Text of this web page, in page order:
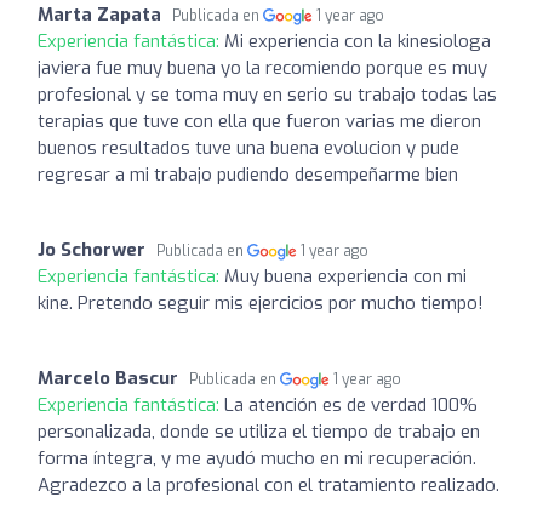
Marta Zapata Publicada en 1 year ago
Experiencia fantástica: Mi experiencia con la kinesiologa
javiera fue muy buena yo la recomiendo porque es muy
profesional y se toma muy en serio su trabajo todas las
terapias que tuve con ella que fueron varias me dieron
buenos resultados tuve una buena evolucion y pude
regresar a mi trabajo pudiendo desempeñarme bien
Jo Schorwer Publicada en 1 year ago
Experiencia fantástica: Muy buena experiencia con mi
kine. Pretendo seguir mis ejercicios por mucho tiempo!
Marcelo Bascur Publicada en 1 year ago
Experiencia fantástica: La atención es de verdad 100%
personalizada, donde se utiliza el tiempo de trabajo en
forma íntegra, y me ayudó mucho en mi recuperación.
Agradezco a la profesional con el tratamiento realizado.